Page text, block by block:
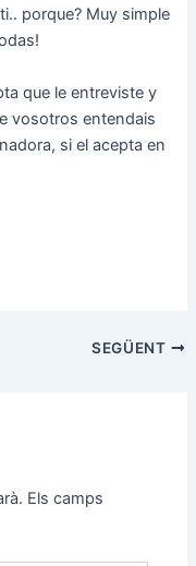
porque? Muy simple
que le entreviste y
vosotros entendais
si el acepta en
SEGÜENT
Els camps